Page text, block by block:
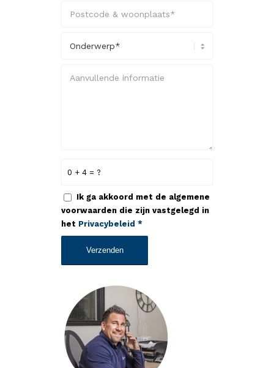
0 + 4 = ?
Ik ga akkoord met de algemene
voorwaarden die zijn vastgelegd in
het Privacybeleid *